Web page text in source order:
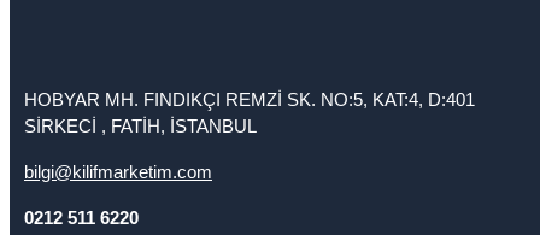
HOBYAR MH. FINDIKÇI REMZİ SK. NO:5, KAT:4, D:401
SİRKECİ , FATİH, İSTANBUL
bilgi@kilifmarketim.com
0212 511 6220